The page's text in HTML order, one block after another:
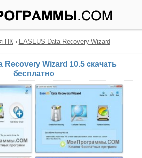
ПК› EASEUS Data Recovery Wizard
Recovery Wizard 10.5 скачать
бесплатно